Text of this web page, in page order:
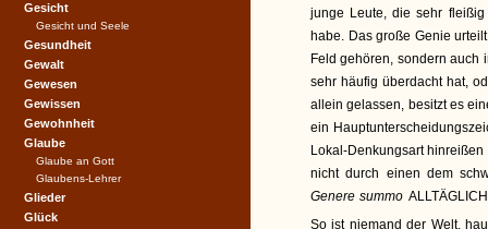
junge Leute, die sehr
habe. Das große Genie
Feld gehören, sondern auch
sehr häufig überdacht hat,
allein gelassen, besitzt es
ein
Lokal-Denkungsart
nicht durch einen dem
Genere summo
So ist niemand der Welt,
Gesicht
Gesicht und Seele
Gesundheit
Gewalt
Gewesen
Gewissen
Gewohnheit
Glaube
Glaube an Gott
Glaubens-Lehrer
Glieder
Glück